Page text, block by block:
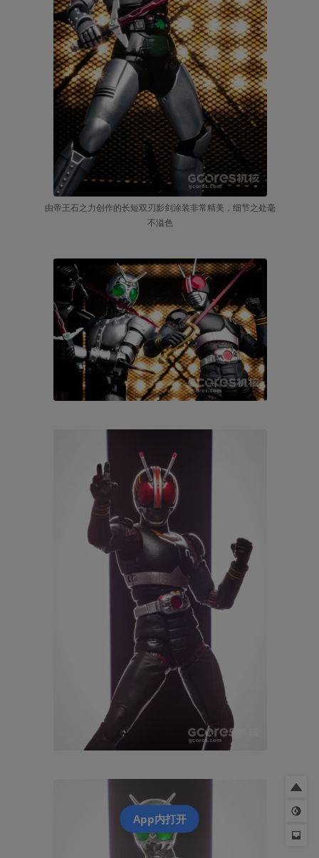
属于你的就是你的，不属于你入手了也会丢弃
由帝王石之力创作的长短双刃影剑涂装非常精美，细节之处毫
App内打开